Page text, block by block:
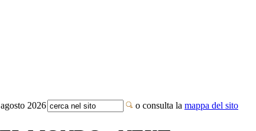
2026 o consulta la mappa del sito